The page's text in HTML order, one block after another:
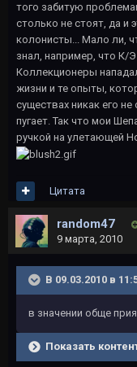
того забитую
столько не стоят, да и
колонисты... Мало ли,
знал, например, что К/Э
Коллекционеры
жизни и те опыты,
существах никак его
пугает. Так что мои
ручкой на улетающей
Цитата
random47
9 марта, 2010
В 09.03.2010 в
в значении обще
Показать